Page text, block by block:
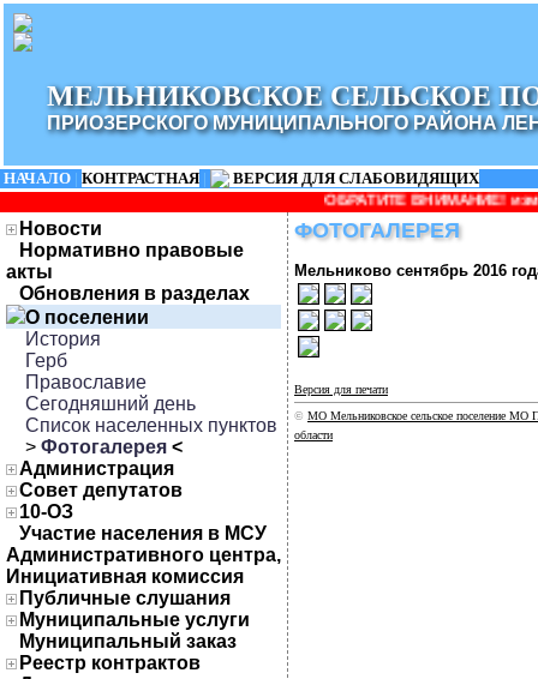
МЕЛЬНИКОВСКОЕ СЕЛЬСКОЕ
ПРИОЗЕРСКОГО МУНИЦИПАЛЬНОГО РАЙОНА
НАЧАЛО | КОНТРАСТНАЯ |
ВЕРСИЯ ДЛЯ СЛАБОВИДЯЩИХ
ОБРАТИТЕ ВНИМАНИЕ! изменилось
Новости
Нормативно правовые
акты
Обновления в разделах
О поселении
История
Герб
Православие
Сегодняшний день
Список населенных пунктов
> Фотогалерея <
Администрация
Совет депутатов
10-ОЗ
Участие населения в МСУ
Административного центра,
Инициативная комиссия
Публичные слушания
Муниципальные услуги
Муниципальный заказ
Реестр контрактов
ФОТОГАЛЕРЕЯ
Мельниково сентябрь 2016
Версия для печати
© МО Мельниковское сельское поселение МО
области